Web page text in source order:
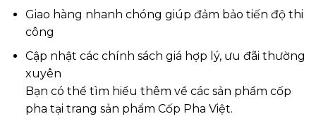
Giao hàng nhanh chóng giúp đảm bảo tiến độ thi
công
Cập nhật các chính sách giá hợp lý, ưu đãi thường
xuyên
Bạn có thể tìm hiểu thêm về các sản phẩm cốp
pha tại trang sản phẩm Cốp Pha Việt.